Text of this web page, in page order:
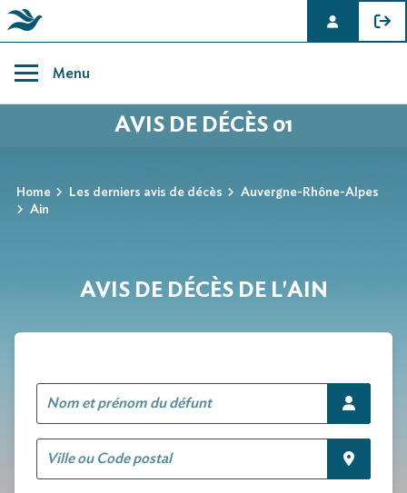
content
Menu
AVIS DE DÉCÈS 01
Home Les derniers avis de décès
Auvergne-Rhône-Alpes
Ain
AVIS DE DÉCÈS DE L'AIN